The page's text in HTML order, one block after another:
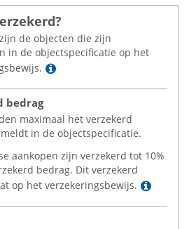
de objecten die zijn
in de objectspecificatie op het
Lees meer
bedrag
maximaal het verzekerd
in de objectspecificatie.
aankopen zijn verzekerd tot 10%
bedrag. Dit verzekerd
op het verzekeringsbewijs.
Lees